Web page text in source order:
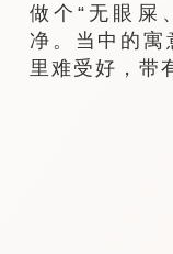
做个“无眼屎
净。当中的寓
里难受好，带